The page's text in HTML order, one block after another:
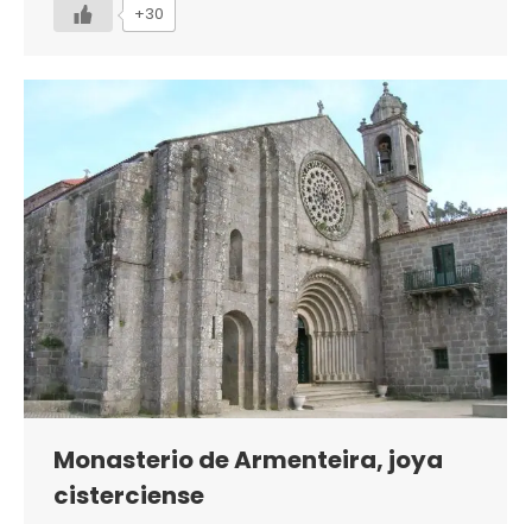
+30
Monasterio de Armenteira, joya
cisterciense